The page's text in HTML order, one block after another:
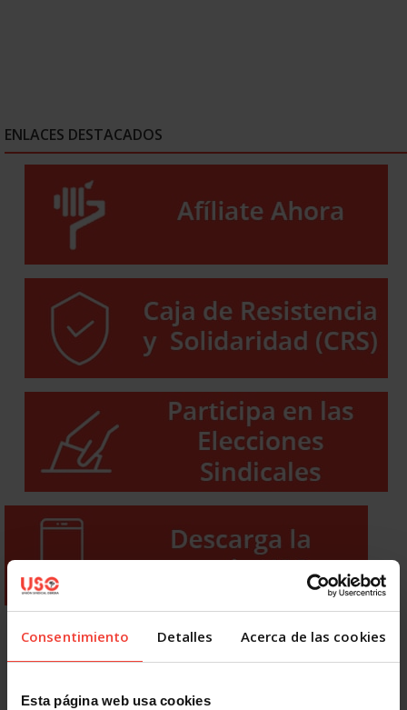
Consentimiento Detalles Acerca de las cookies
Esta página web usa cookies
ENLACES DESTACADOS